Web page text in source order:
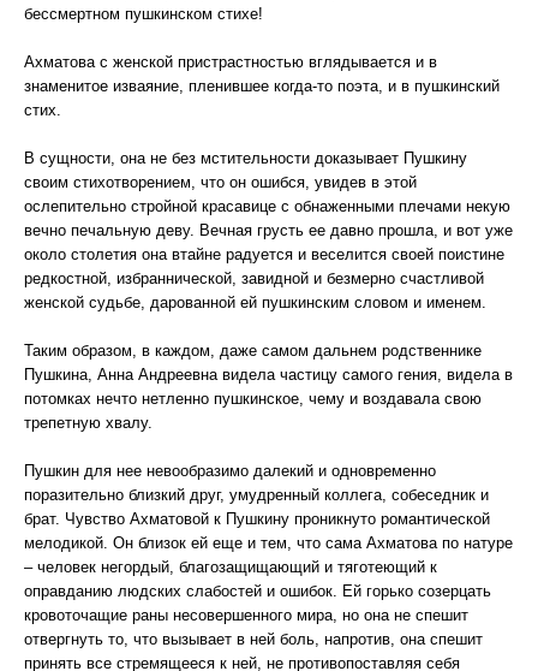
бессмертном пушкинском стихе!
Ахматова с женской пристрастностью вглядывается и в
знаменитое изваяние, пленившее когда-то поэта, и в пушкинский
стих.
В сущности, она не без мстительности доказывает Пушкину
своим стихотворением, что он ошибся, увидев в этой
ослепительно стройной красавице с обнаженными плечами некую
вечно печальную деву. Вечная грусть ее давно прошла, и вот уже
около столетия она втайне радуется и веселится своей поистине
редкостной, избраннической, завидной и безмерно счастливой
женской судьбе, дарованной ей пушкинским словом и именем.
Таким образом, в каждом, даже самом дальнем родственнике
Пушкина, Анна Андреевна видела частицу самого гения, видела в
потомках нечто нетленно пушкинское, чему и воздавала свою
трепетную хвалу.
Пушкин для нее невообразимо далекий и одновременно
поразительно близкий друг, умудренный коллега, собеседник и
брат. Чувство Ахматовой к Пушкину проникнуто романтической
мелодикой. Он близок ей еще и тем, что сама Ахматова по натуре
– человек негордый, благозащищающий и тяготеющий к
оправданию людских слабостей и ошибок. Ей горько созерцать
кровоточащие раны несовершенного мира, но она не спешит
отвергнуть то, что вызывает в ней боль, напротив, она спешит
принять все стремящееся к ней, не противопоставляя себя